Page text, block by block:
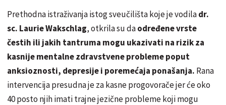
Prethodna istraživanja istog sveučilišta koje je vodiladr.
sc. Laurie Wakschlag, otkrila su daodređene vrste
čestih ili jakih tantruma mogu ukazivati na rizik za
kasnije mentalne zdravstvene probleme poput
anksioznosti, depresije i poremećaja ponašanja. Rana
intervencija presudna je za kasne progovorače jer će oko
40 posto njih imati trajne jezične probleme koji mogu